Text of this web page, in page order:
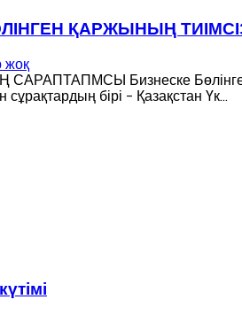
ҚАРЖЫНЫҢ
жоқ
Бизнеске Бөлінген
сұрақтардың бірі – Қазақстан Үк...